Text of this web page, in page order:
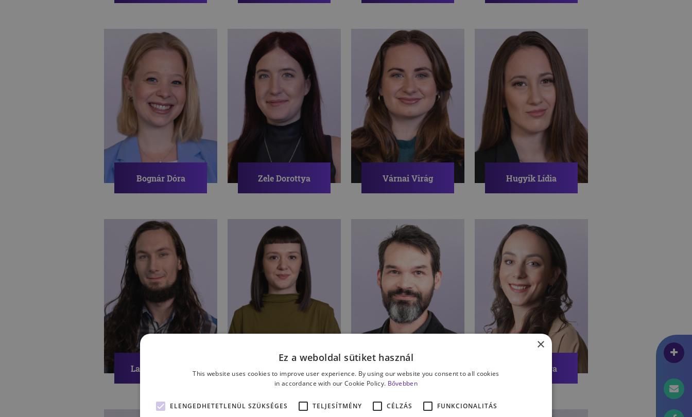
egyetemi oktató
ÖNISMERET
PÁRKAPCSOLAT
SZORONGÁS
szakpszichológus
ÖNISMERET
SZEXUALITÁS
STRESSZKEZELÉS
Szakpszichológus,
Pszichológus,
Egészségpszichológus
PSZICHOTERÁPIA
PSZICHOLÓGIAI TANÁCSADÁS
KRÍZIS
ÉLETMÓD
STRESSZKEZELÉS
Bognár Dóra
MAXIMALIZMUS
MUNKA-MAGÁNÉLET
EGYENSÚLY
Zele Dorottya
CSALÁD
PÁRKAPCSOLAT
KOMMUNIKÁCIÓ
Várnai Virág
MUNKA-MAGÁNÉLET
EGYENSÚLY
MUNKAHELYI PROBLÉMA
Hugyik Lídia
ÖNISMERET
PÁRKAPCSOLATI PROBLÉMÁK
Lantos Jonatán
Pszichológus Pszichológus
Pszichológus,
filozófus
Szöllősi Dóra
×
Ez a weboldal sütiket használ
This website uses cookies to improve user experience. By using our website you consent to all cookies
in accordance with our Cookie Policy. Bővebben
ELENGEDHETETLENÜL SZÜKSÉGES TELJESÍTMÉNY CÉLZÁS FUNKCIONALITÁS